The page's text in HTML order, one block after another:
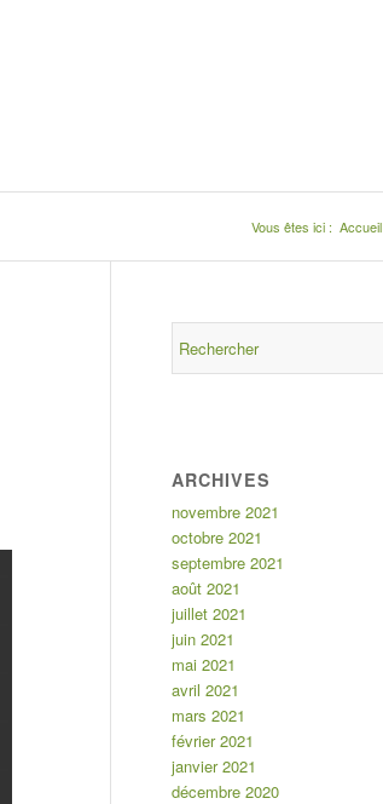
Vous êtes ici : Accueil
ARCHIVES
novembre 2021
octobre 2021
septembre 2021
août 2021
juillet 2021
juin 2021
mai 2021
avril 2021
mars 2021
février 2021
janvier 2021
décembre 2020